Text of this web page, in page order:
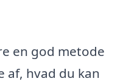
en god metode
af, hvad du kan